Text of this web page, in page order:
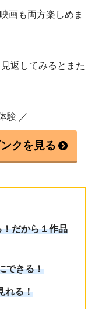
画も両方楽しめま
返してみるとまた
験 ／
クを見る
だから１作品
できる！
れる！